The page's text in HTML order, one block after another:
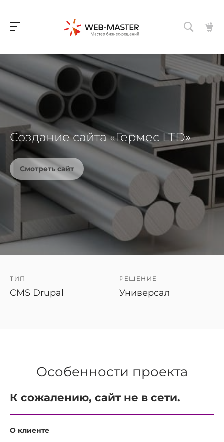
Создание сайта «Гермес LTD»
Смотреть сайт
ТИП
CMS Drupal
РЕШЕНИЕ
Универсал
Особенности проекта
К сожалению, сайт не в сети.
О клиенте